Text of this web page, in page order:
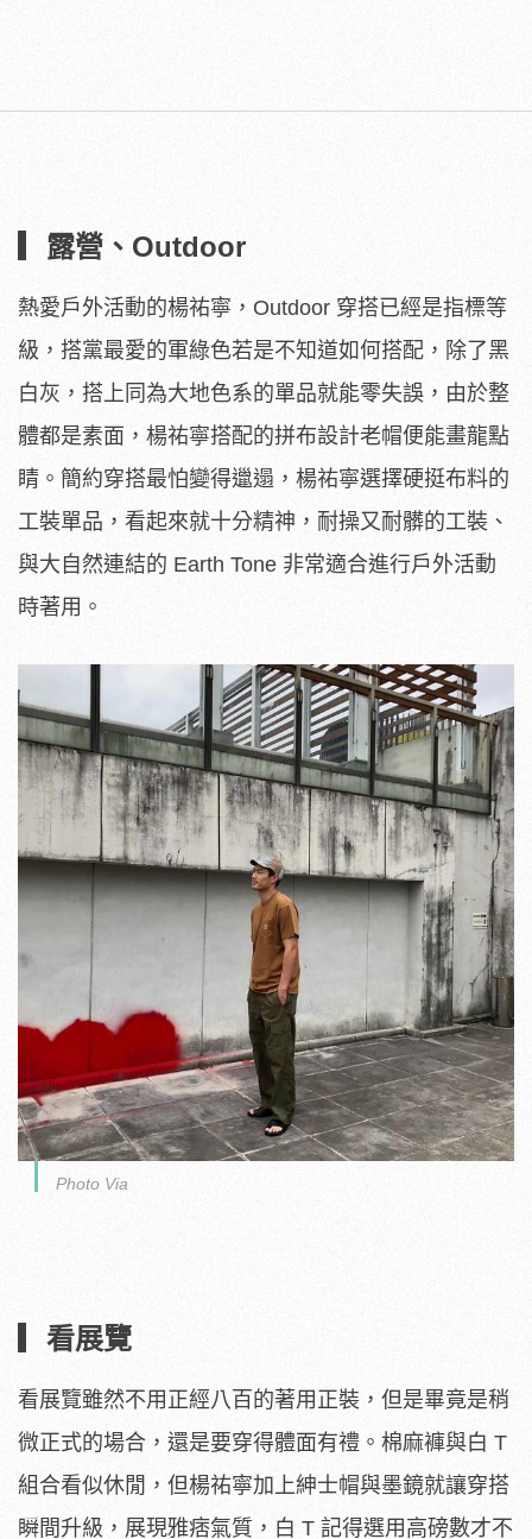
▎露營、Outdoor
熱愛戶外活動的楊祐寧，Outdoor 穿搭已經是指標等
級，搭黨最愛的軍綠色若是不知道如何搭配，除了黑
白灰，搭上同為大地色系的單品就能零失誤，由於整
體都是素面，楊祐寧搭配的拼布設計老帽便能畫龍點
睛。簡約穿搭最怕變得邋遢，楊祐寧選擇硬挺布料的
工裝單品，看起來就十分精神，耐操又耐髒的工裝、
與大自然連結的 Earth Tone 非常適合進行戶外活動
時著用。
Photo Via
▎看展覽
看展覽雖然不用正經八百的著用正裝，但是畢竟是稍
微正式的場合，還是要穿得體面有禮。棉麻褲與白 T
組合看似休閒，但楊祐寧加上紳士帽與墨鏡就讓穿搭
瞬間升級，展現雅痞氣質，白 T 記得選用高磅數才不